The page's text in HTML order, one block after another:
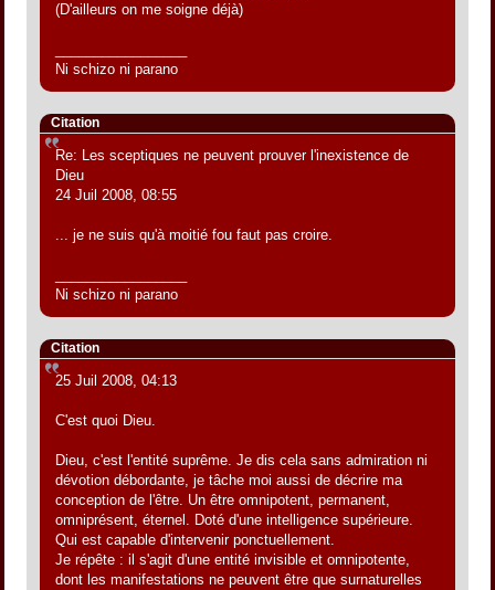
(D'ailleurs on me soigne déjà)
Ni schizo ni parano
Citation
Re: Les sceptiques ne peuvent prouver l'inexistence de
Dieu
24 Juil 2008, 08:55
... je ne suis qu'à moitié fou faut pas croire.
Ni schizo ni parano
Citation
25 Juil 2008, 04:13
C'est quoi Dieu.
Dieu, c'est l'entité suprême. Je dis cela sans admiration ni
dévotion débordante, je tâche moi aussi de décrire ma
conception de l'être. Un être omnipotent, permanent,
omniprésent, éternel. Doté d'une intelligence supérieure.
Qui est capable d'intervenir ponctuellement.
Je répête : il s'agit d'une entité invisible et omnipotente,
dont les manifestations ne peuvent être que surnaturelles